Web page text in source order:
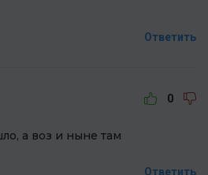
Ответить
0
а воз и ныне там
Ответить